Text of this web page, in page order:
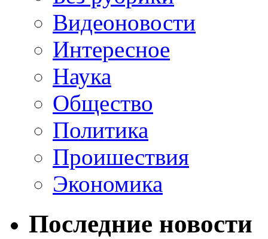
Видеоновости
Интересное
Наука
Общество
Политика
Проишествия
Экономика
Последние новости